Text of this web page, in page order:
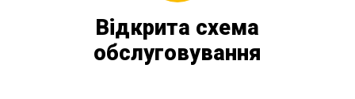
Відкрита схема
обслуговування